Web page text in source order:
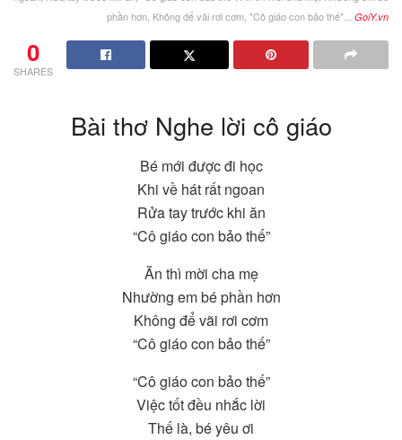
phần hơn, Không để vãi rơi cơm, "Cô giáo con bảo thế"... GoiY.vn
0
SHARES
Bài thơ Nghe lời cô giáo
Bé mới được đi học
Khi về hát rất ngoan
Rửa tay trước khi ăn
“Cô giáo con bảo thế”
Ăn thì mời cha mẹ
Nhường em bé phần hơn
Không để vãi rơi cơm
“Cô giáo con bảo thế”
“Cô giáo con bảo thế”
Việc tốt đều nhắc lời
Thế là, bé yêu ơi